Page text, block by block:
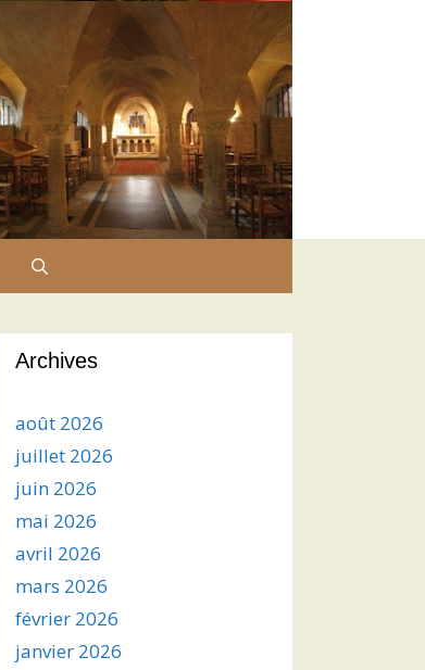
Archives
août 2026
juillet 2026
juin 2026
mai 2026
avril 2026
mars 2026
février 2026
janvier 2026